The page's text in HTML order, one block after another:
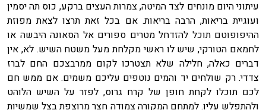
עיתוני היום מונחים לצד המיטה, צמרות העצים ברקע, כוס תה יסמין
ועוגיית בריאות, הרבה בריאות. אם בכל זאת תרצו לצאת מפוזת
ההיפופוטם תוכל להזדחל מטרים ספורים אל הסאונה היבשה או
לחמאם הטורקי, שיש לו ראשי מקלחת מעל משטח השיש. לא, אין
דברים כאלה, חלילה שלא תצטרכו לקום ממרבצכם החם לברז
צדדי. רק שולחים יד והמים נוטפים עליכם משמים. אם ממש חם
לכם תוכלו לקחת חופן של קרח גרוס, לפזר על השיש הלוהט
ולהתפלש עליו. למתחם המקורה צמודה חצר מרוצפת בצל שמשיות